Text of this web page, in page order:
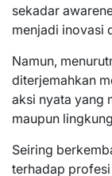
sekadar
menjadi inovasi
Namun,
diterjemahkan
aksi nyata yang
maupun
Seiring
terhadap